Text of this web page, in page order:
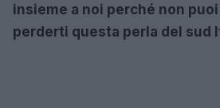
insieme a noi perché non
perderti questa perla del sud